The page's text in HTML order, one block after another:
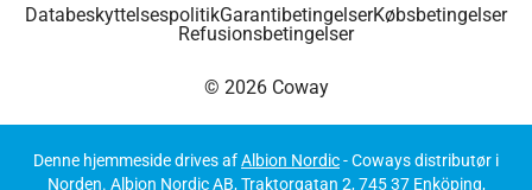
© 2026 Coway
DatabeskyttelsespolitikGarantibetingelserKøbsbetingelser
Refusionsbetingelser
Denne hjemmeside drives afAlbion Nordic- Coways distributør i
Norden. Albion Nordic AB, Traktorgatan 2, 745 37 Enköping,